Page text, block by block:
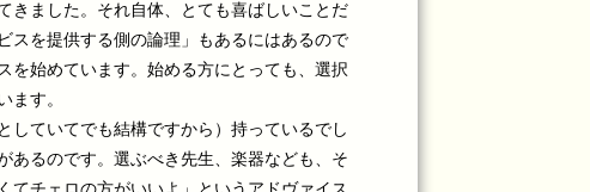
きました。それ自体、とても喜ばしいことだ
スを提供する側の論理」もあるにはあるので
を始めています。始める方にとっても、選択
ます。
していてでも結構ですから）持っているでし
るのです。選ぶべき先生、楽器なども、そ